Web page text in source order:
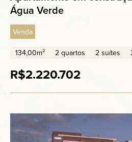
Água Verde
Venda
134,00m² 2 quartos 2 suítes
R$2.220.702